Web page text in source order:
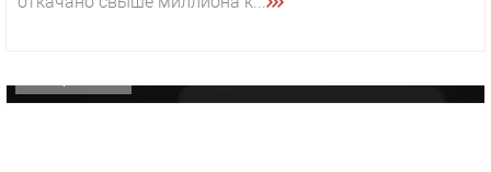
«Звезда» Метрана стала главным героем нового